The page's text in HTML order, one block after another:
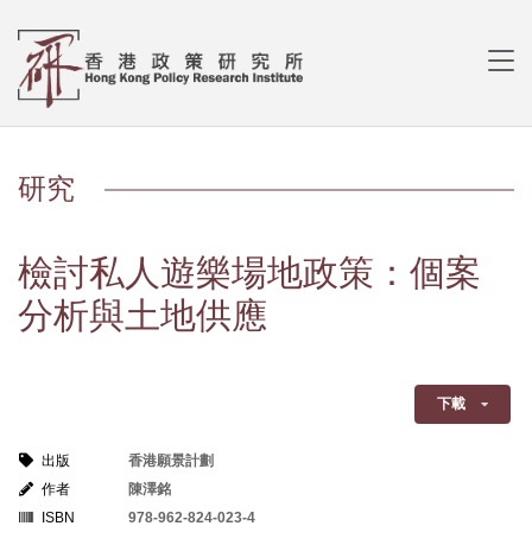
研究
檢討私人遊樂場地政策：個案
分析與土地供應
下載
出版
香港願景計劃
作者
陳澤銘
ISBN
978-962-824-023-4